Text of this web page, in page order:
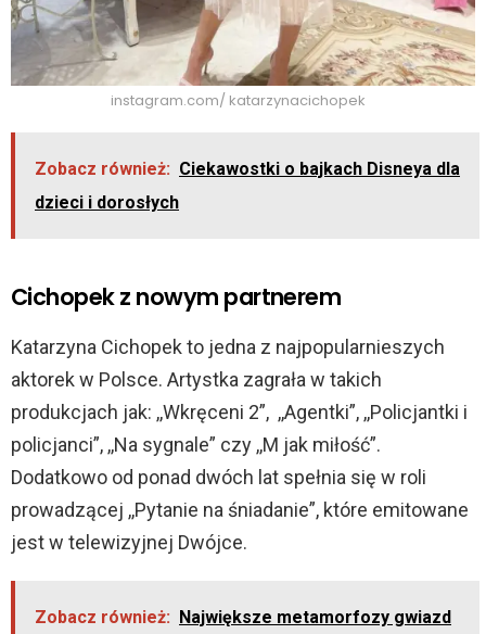
instagram.com/ katarzynacichopek
Zobacz również: Ciekawostki o bajkach Disneya dla
dzieci i dorosłych
Cichopek z nowym partnerem
Katarzyna Cichopek to jedna z najpopularnieszych
aktorek w Polsce. Artystka zagrała w takich
produkcjach jak: ,,Wkręceni 2”, ,,Agentki”, ,,Policjantki i
policjanci”, ,,Na sygnale” czy ,,M jak miłość”.
Dodatkowo od ponad dwóch lat spełnia się w roli
prowadzącej ,,Pytanie na śniadanie”, które emitowane
jest w telewizyjnej Dwójce.
Zobacz również: Największe metamorfozy gwiazd